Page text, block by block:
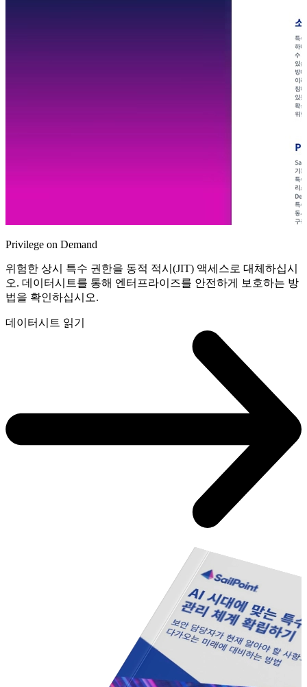
Privilege on Demand
위험한 상시 특수 권한을 동적 적시(JIT) 액세스로 대체하십시
오. 데이터시트를 통해 엔터프라이즈를 안전하게 보호하는 방
법을 확인하십시오.
데이터시트 읽기